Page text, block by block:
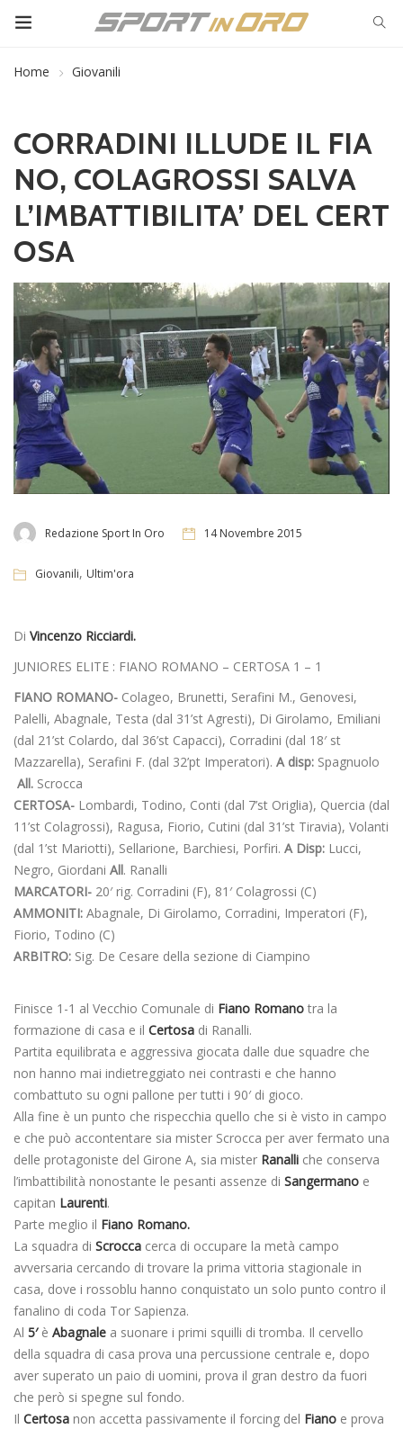
Home Giovanili
CORRADINI ILLUDE IL FIA
NO, COLAGROSSI SALVA
L’IMBATTIBILITA’ DEL CERT
OSA
Redazione Sport In Oro 14 Novembre 2015
Giovanili, Ultim'ora
Di Vincenzo Ricciardi.
JUNIORES ELITE : FIANO ROMANO – CERTOSA 1 – 1
FIANO ROMANO- Colageo, Brunetti, Serafini M., Genovesi,
Palelli, Abagnale, Testa (dal 31’st Agresti), Di Girolamo, Emiliani
(dal 21’st Colardo, dal 36’st Capacci), Corradini (dal 18′ st
Mazzarella), Serafini F. (dal 32’pt Imperatori). A disp: Spagnuolo
All. Scrocca
CERTOSA- Lombardi, Todino, Conti (dal 7’st Origlia), Quercia (dal
11’st Colagrossi), Ragusa, Fiorio, Cutini (dal 31’st Tiravia), Volanti
(dal 1’st Mariotti), Sellarione, Barchiesi, Porfiri. A Disp: Lucci,
Negro, Giordani All. Ranalli
MARCATORI- 20′ rig. Corradini (F), 81′ Colagrossi (C)
AMMONITI: Abagnale, Di Girolamo, Corradini, Imperatori (F),
Fiorio, Todino (C)
ARBITRO: Sig. De Cesare della sezione di Ciampino
Finisce 1-1 al Vecchio Comunale di Fiano Romano tra la
formazione di casa e il Certosa di Ranalli.
Partita equilibrata e aggressiva giocata dalle due squadre che
non hanno mai indietreggiato nei contrasti e che hanno
combattuto su ogni pallone per tutti i 90′ di gioco.
Alla fine è un punto che rispecchia quello che si è visto in campo
e che può accontentare sia mister Scrocca per aver fermato una
delle protagoniste del Girone A, sia mister Ranalli che conserva
l’imbattibilità nonostante le pesanti assenze di Sangermano e
capitan Laurenti.
Parte meglio il Fiano Romano.
La squadra di Scrocca cerca di occupare la metà campo
avversaria cercando di trovare la prima vittoria stagionale in
casa, dove i rossoblu hanno conquistato un solo punto contro il
fanalino di coda Tor Sapienza.
Al 5′è Abagnale a suonare i primi squilli di tromba. Il cervello
della squadra di casa prova una percussione centrale e, dopo
aver superato un paio di uomini, prova il gran destro da fuori
che però si spegne sul fondo.
Il Certosa non accetta passivamente il forcing del Fiano e prova